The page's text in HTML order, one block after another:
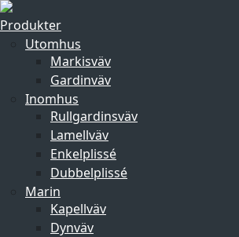
Produkter
Utomhus
Markisväv
Gardinväv
Inomhus
Rullgardinsväv
Lamellväv
Enkelplissé
Dubbelplissé
Marin
Kapellväv
Dynväv